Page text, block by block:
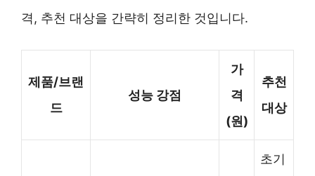
격, 추천 대상을 간략히 정리한 것입니다.
제품/브랜
드
성능 강점
가
격
(원)
추천
대상
초기